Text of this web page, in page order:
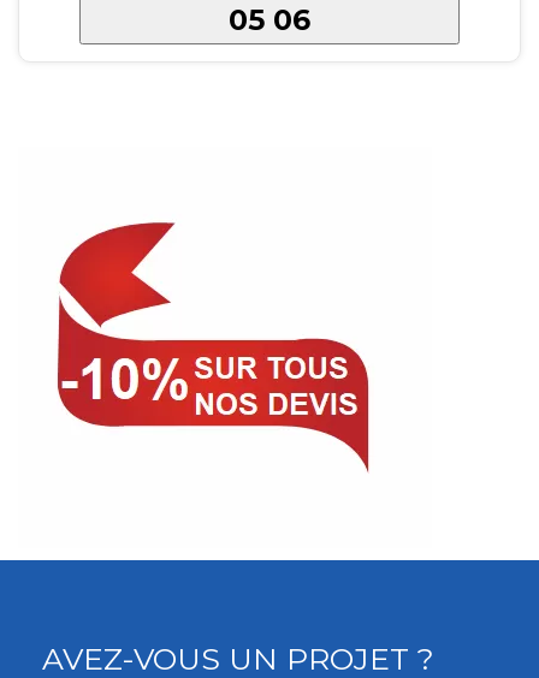
05 06
AVEZ-VOUS UN PROJET ?